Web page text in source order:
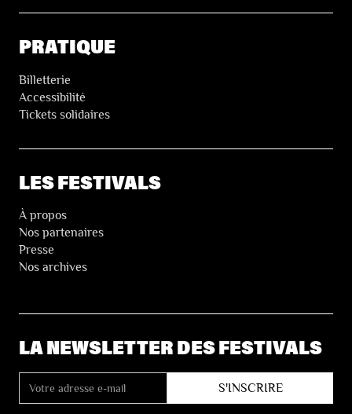
PRATIQUE
Billetterie
Accessibilité
Tickets solidaires
LES FESTIVALS
À propos
Nos partenaires
Presse
Nos archives
LA NEWSLETTER DES FESTIVALS